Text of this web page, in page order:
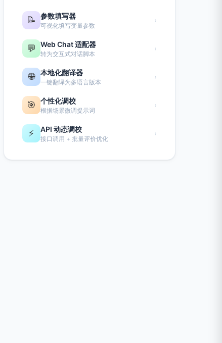
📝 参数填写器
可视化填写变量参数
›
💬 Web Chat 适配器
转为交互式对话脚本
›
🌐 本地化翻译器
一键翻译为多语言版本
›
🎯 个性化调校
根据场景微调提示词
›
⚡ API 动态调校
接口调用 + 批量评价优化
›